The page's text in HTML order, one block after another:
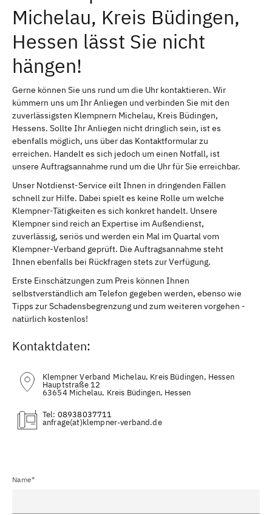
Michelau, Kreis Büdingen,
Hessen lässt Sie nicht
hängen!
Gerne können Sie uns rund um die Uhr kontaktieren. Wir
kümmern uns um Ihr Anliegen und verbinden Sie mit den
zuverlässigsten Klempnern Michelau, Kreis Büdingen,
Hessens. Sollte Ihr Anliegen nicht dringlich sein, ist es
ebenfalls möglich, uns über das Kontaktformular zu
erreichen. Handelt es sich jedoch um einen Notfall, ist
unsere Auftragsannahme rund um die Uhr für Sie erreichbar.
Unser Notdienst-Service eilt Ihnen in dringenden Fällen
schnell zur Hilfe. Dabei spielt es keine Rolle um welche
Klempner-Tätigkeiten es sich konkret handelt. Unsere
Klempner sind reich an Expertise im Außendienst,
zuverlässig, seriös und werden ein Mal im Quartal vom
Klempner-Verband geprüft. Die Auftragsannahme steht
Ihnen ebenfalls bei Rückfragen stets zur Verfügung.
Erste Einschätzungen zum Preis können Ihnen
selbstverständlich am Telefon gegeben werden, ebenso wie
Tipps zur Schadensbegrenzung und zum weiteren vorgehen -
natürlich kostenlos!
Kontaktdaten:
Klempner Verband Michelau, Kreis Büdingen, Hessen
Hauptstraße 12
63654 Michelau, Kreis Büdingen, Hessen
Tel: 08938037711
(at)
Name*